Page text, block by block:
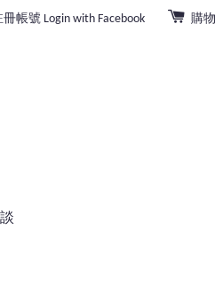
冊帳號 Login with Facebook 購